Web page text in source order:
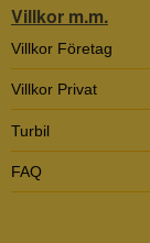
Villkor m.m.
Villkor Företag
Villkor Privat
Turbil
FAQ